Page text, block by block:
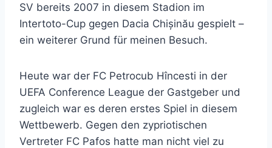
SV bereits 2007 in diesem Stadion im
Intertoto-Cup gegen Dacia Chișinău gespielt –
ein weiterer Grund für meinen Besuch.
Heute war der FC Petrocub Hîncesti in der
UEFA Conference League der Gastgeber und
zugleich war es deren erstes Spiel in diesem
Wettbewerb. Gegen den zypriotischen
Vertreter FC Pafos hatte man nicht viel zu